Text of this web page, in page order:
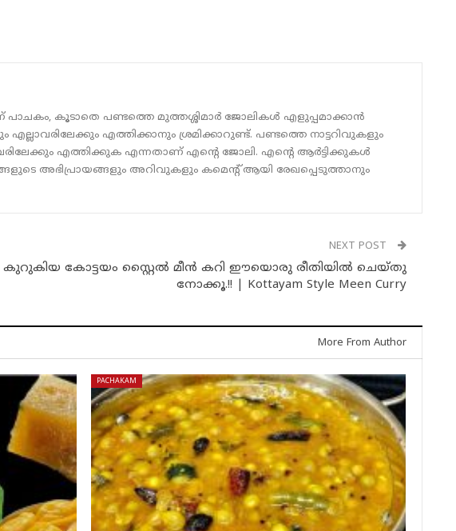
പാചകം, കൂടാതെ പണ്ടത്തെ മുത്തശ്ശിമാർ ജോലികൾ എളുപ്പമാക്കാൻ
എത്തിക്കാനും ശ്രമിക്കാറുണ്ട്. പണ്ടത്തെ നാട്ടറിവുകളും
എത്തിക്കുക എന്നതാണ് എന്റെ ജോലി. എന്റെ ആർട്ടിക്കുകൾ
അഭിപ്രായങ്ങളും അറിവുകളും കമെന്റ് ആയി രേഖപ്പെടുത്താനും
NEXT POST
കുറുകിയ കോട്ടയം സ്റ്റൈൽ മീൻ കറി ഈയൊരു രീതിയിൽ ചെയ്തു
നോക്കൂ.!! | Kottayam Style Meen Curry
More From Author
PACHAKAM